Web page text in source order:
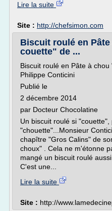
Lire la suite
Site : http://chefsimon.com
Biscuit roulé en
couette" de ...
Biscuit roulé en Pâte à
Philippe Conticini
Publié le
2 décembre 2014
par Docteur Chocolatine
Un biscuit roulé si "couette",
"chouette"...Monsieur
chapître "Gros Calins" de
choux" . Cela ne m'étonne
mangé un biscuit roulé
C'est une...
Lire la suite
Site : http://